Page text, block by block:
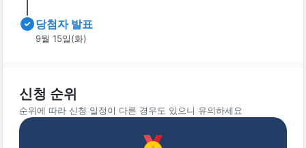
당첨자 발표
9월 15일(화)
신청 순위
순위에 따라 신청 일정이 다른 경우도 있으니 유의하세요